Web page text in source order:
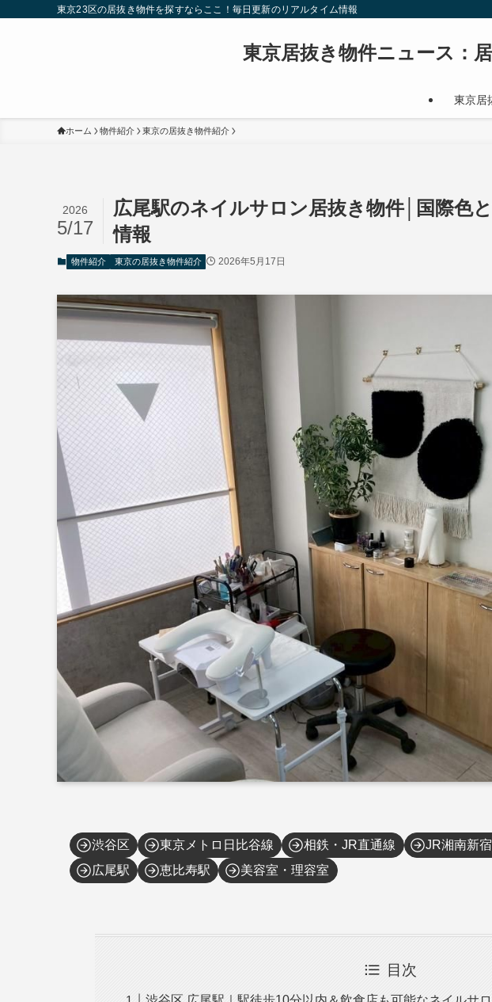
東京23区の居抜き物件を探すならここ！毎日更新のリアルタイム情報
東京居抜き物件ニュース：
東京居
ホーム 物件紹介 東京の居抜き物件紹介
広尾駅のネイルサロン居抜き物件│国際色
情報
2026
5/17
物件紹介 東京の居抜き物件紹介 2026年5月17日
渋谷区 東京メトロ日比谷線 相鉄・JR直通線 JR湘南新
広尾駅
恵比寿駅 美容室・理容室
目次